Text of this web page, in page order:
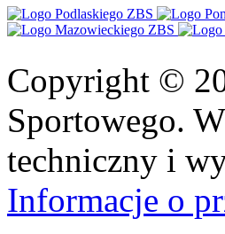
Copyright ©
Sportowego.
techniczny i
Informacje o